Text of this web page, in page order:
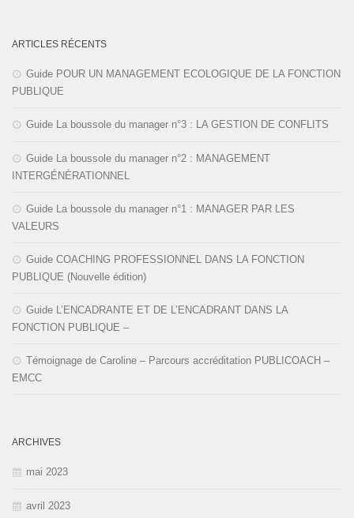
ARTICLES RÉCENTS
Guide POUR UN MANAGEMENT ECOLOGIQUE DE LA FONCTION
PUBLIQUE
Guide La boussole du manager n°3 : LA GESTION DE CONFLITS
Guide La boussole du manager n°2 : MANAGEMENT
INTERGÉNÉRATIONNEL
Guide La boussole du manager n°1 : MANAGER PAR LES
VALEURS
Guide COACHING PROFESSIONNEL DANS LA FONCTION
PUBLIQUE (Nouvelle édition)
Guide L’ENCADRANTE ET DE L’ENCADRANT DANS LA
FONCTION PUBLIQUE –
Témoignage de Caroline – Parcours accréditation PUBLICOACH –
EMCC
ARCHIVES
mai 2023
avril 2023